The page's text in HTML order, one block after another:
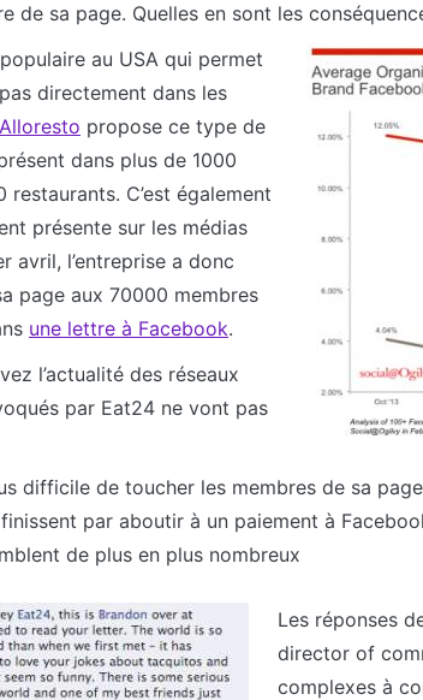
de sa page. Quelles en sont les
au USA qui permet
directement dans les
Alloresto propose ce type de
dans plus de 1000
C’est également
présente sur les médias
avril, l’entreprise a donc
page aux 70000 membres
une lettre à Facebook.
l’actualité des réseaux
par Eat24 ne vont pas
difficile de toucher les membres de sa
par aboutir à un paiement à
de plus en plus nombreux
Les réponses
director of
complexes à